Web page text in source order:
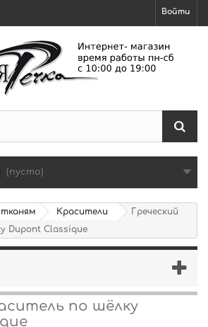
Войти
(пусто)
тканям Красители
Греческий
Dupont Classique
по шёлку